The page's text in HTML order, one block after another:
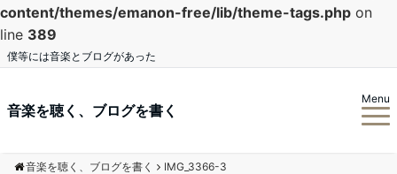
content/themes/emanon-free/lib/theme-tags.php on
line 389
僕等には音楽とブログがあった
音楽を聴く、ブログを書く
Menu
音楽を聴く、ブログを書く IMG_3366-3